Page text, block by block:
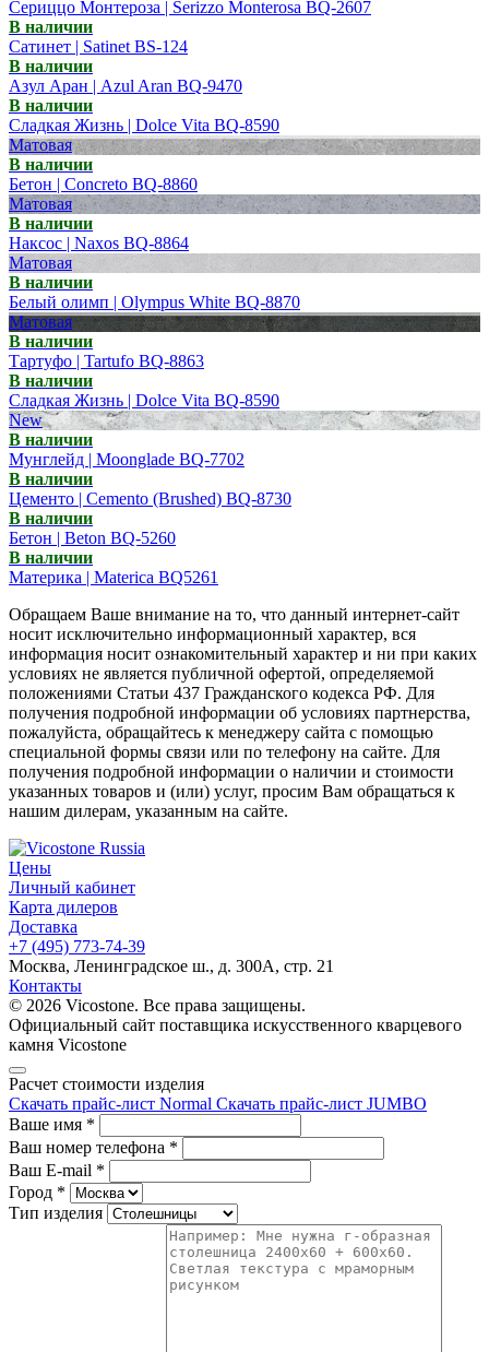
Сериццо Монтероза | Serizzo Monterosa BQ-2607
В наличии
Сатинет | Satinet BS-124
В наличии
Азул Аран | Azul Aran BQ-9470
В наличии
Сладкая Жизнь | Dolce Vita BQ-8590
Матовая
В наличии
Бетон | Concreto BQ-8860
Матовая
В наличии
Наксос | Naxos BQ-8864
Матовая
В наличии
Белый олимп | Olympus White BQ-8870
Матовая
В наличии
Тартуфо | Tartufo BQ-8863
В наличии
Сладкая Жизнь | Dolce Vita BQ-8590
New
В наличии
Мунглейд | Moonglade BQ-7702
В наличии
Цементо | Cemento (Brushed) BQ-8730
В наличии
Бетон | Beton BQ-5260
В наличии
Материка | Materica BQ5261
Обращаем Ваше внимание на то, что данный интернет-сайт
носит исключительно информационный характер, вся
информация носит ознакомительный характер и ни при каких
условиях не является публичной офертой, определяемой
положениями Статьи 437 Гражданского кодекса РФ. Для
получения подробной информации об условиях партнерства,
пожалуйста, обращайтесь к менеджеру сайта с помощью
специальной формы связи или по телефону на сайте. Для
получения подробной информации о наличии и стоимости
указанных товаров и (или) услуг, просим Вам обращаться к
нашим дилерам, указанным на сайте.
Цены
Личный кабинет
Карта дилеров
Доставка
+7 (495) 773-74-39
Москва, Ленинградское ш., д. 300А, стр. 21
Контакты
© 2026 Vicostone. Все права защищены.
Официальный сайт поставщика искусственного кварцевого
камня Vicostone
Расчет стоимости изделия
Скачать прайс-лист Normal Скачать прайс-лист JUMBO
Ваше имя *
Ваш номер телефона *
Ваш E-mail *
Город *
Тип изделия